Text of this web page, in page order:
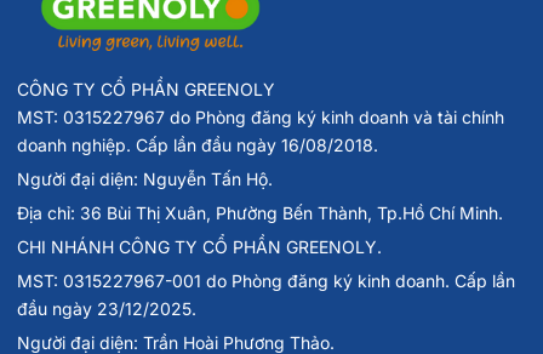
CÔNG TY CỔ PHẦN GREENOLY
MST: 0315227967 do Phòng đăng ký kinh doanh và tài chính
doanh nghiệp. Cấp lần đầu ngày 16/08/2018.
Người đại diện: Nguyễn Tấn Hộ.
Địa chỉ: 36 Bùi Thị Xuân, Phường Bến Thành, Tp.Hồ Chí Minh.
CHI NHÁNH CÔNG TY CỔ PHẦN GREENOLY.
MST: 0315227967-001 do Phòng đăng ký kinh doanh. Cấp lần
đầu ngày 23/12/2025.
Người đại diện: Trần Hoài Phương Thảo.